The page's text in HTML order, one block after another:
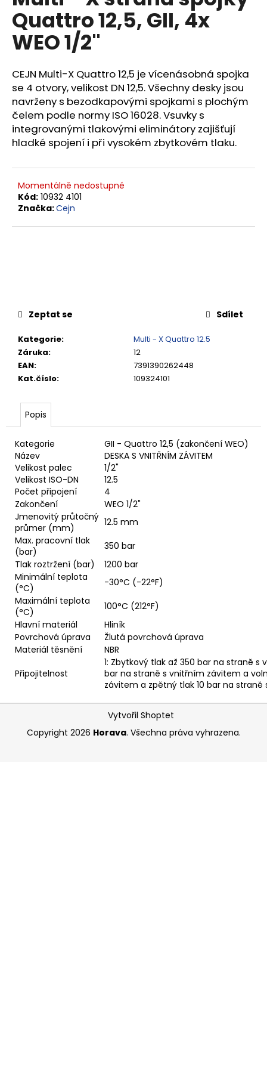
0,0
z
5
hvězdiček.
Quattro 12,5, GII, 4x
WEO 1/2"
CEJN Multi-X Quattro 12,5 je vícenásobná spojka
se 4 otvory, velikost DN 12,5. Všechny desky jsou
navrženy s bezodkapovými spojkami s plochým
čelem podle normy ISO 16028. Vsuvky s
integrovanými tlakovými eliminátory zajišťují
hladké spojení i při vysokém zbytkovém tlaku.
Momentálně nedostupné
Kód: 10932 4101
Značka:Cejn
Kategorie:
Multi - X Quattro 12.5
Záruka:
12
EAN:
7391390262448
Kat.číslo: 109324101
Zeptat se Sdílet
Popis
Kategorie
GII - Quattro 12,5 (zakončení WEO)
Název
DESKA S VNITŘNÍM ZÁVITEM
Velikost palec
1/2"
Velikost ISO-DN
12.5
Počet připojení
4
Zakončení
WEO 1/2"
Jmenovitý průtočný
průmer (mm)
12.5 mm
Max. pracovní tlak
(bar)
350 bar
Tlak roztržení (bar)
1200 bar
Minimální teplota
(°C)
-30°C (-22°F)
Maximální teplota
(°C)
100°C (212°F)
Hlavní materiál
Hliník
Povrchová úprava
Žlutá povrchová úprava
Materiál těsnění
NBR
Připojitelnost
1: Zbytkový tlak až 350 bar na straně
bar na straně s vnitřním závitem a
závitem a zpětný tlak 10 bar na
a
j
í
?
HLEDAT
D
o
p
o
e
m
e
VSUVKA
G
VNITŘNÍ
FVMQ
2
Kč
Z
Vytvořil Shoptet
Copyright 2026 Horava. Všechna práva vyhrazena.